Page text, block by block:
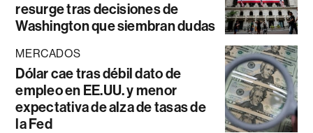
resurge tras decisiones de
Washington que siembran dudas
MERCADOS
Dólar cae tras débil dato de
empleo en EE.UU. y menor
expectativa de alza de tasas de
la Fed